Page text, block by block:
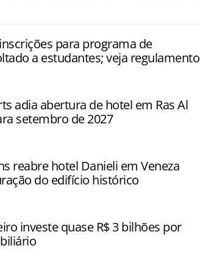
para programa de
a estudantes; veja regulamento
adia abertura de hotel em Ras Al
setembro de 2027
reabre hotel Danieli em Veneza
do edifício histórico
investe quase R$ 3 bilhões por